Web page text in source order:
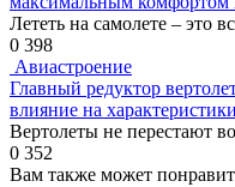
Лететь на самолете – это
0 398
Авиастроение
Главный редуктор
влияние на
Вертолеты не перестают
0 352
Вам также может